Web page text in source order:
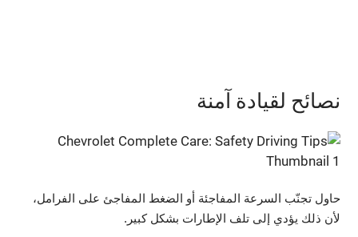
نصائح لقيادة آمنة
حاول تجنّب السرعة المفاجئة أو الضغط المفاجئ على الفرامل،
لأن ذلك يؤدي إلى تلف الإطارات بشكل كبير.